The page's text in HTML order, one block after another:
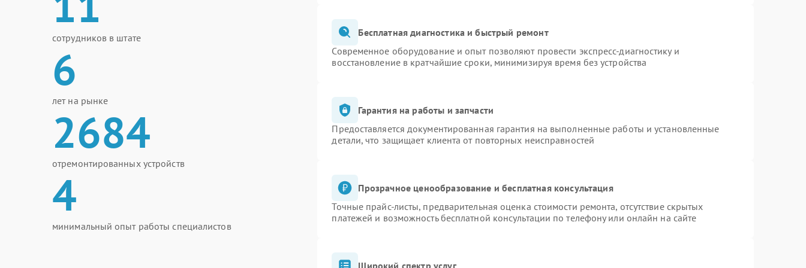
Поломка системы защиты от
60 мин 1 год
сотрудников в штате
6
лет на рынке
2684
отремонтированных устройств
4
минимальный опыт работы специалистов
Бесплатная диагностика и быстрый ремонт
Современное оборудование и опыт позволяют провести экспресс-диагностику и
восстановление в кратчайшие сроки, минимизируя время без устройства
Гарантия на работы и запчасти
Предоставляется документированная гарантия на выполненные работы и установленные
детали, что защищает клиента от повторных неисправностей
Прозрачное ценообразование и бесплатная консультация
Точные прайс-листы, предварительная оценка стоимости ремонта, отсутствие скрытых
платежей и возможность бесплатной консультации по телефону или онлайн на сайте
Широкий спектр услуг